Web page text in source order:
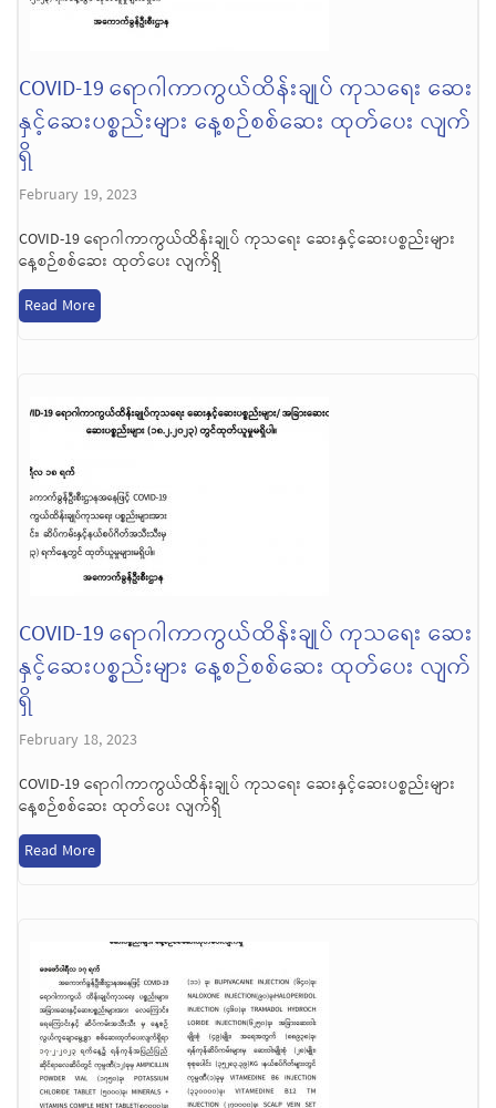
COVID-19 ရောဂါကာကွယ်ထိန်းချုပ် ကုသရေး ဆေး
နှင့်ဆေးပစ္စည်းများ နေ့စဉ်စစ်ဆေး ထုတ်ပေး လျက်
ရှိ
February 19, 2023
COVID-19 ရောဂါကာကွယ်ထိန်းချုပ် ကုသရေး ဆေးနှင့်ဆေးပစ္စည်းများ
နေ့စဉ်စစ်ဆေး ထုတ်ပေး လျက်ရှိ
Read More
COVID-19 ရောဂါကာကွယ်ထိန်းချုပ် ကုသရေး ဆေး
နှင့်ဆေးပစ္စည်းများ နေ့စဉ်စစ်ဆေး ထုတ်ပေး လျက်
ရှိ
February 18, 2023
COVID-19 ရောဂါကာကွယ်ထိန်းချုပ် ကုသရေး ဆေးနှင့်ဆေးပစ္စည်းများ
နေ့စဉ်စစ်ဆေး ထုတ်ပေး လျက်ရှိ
Read More